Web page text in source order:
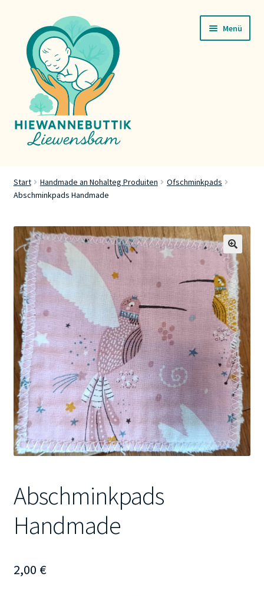
Navigation
springen
Inhalt
springen
Menü
Servicer
Buttik
Press
Kontakt
Start Handmade an Nohalteg Produiten
Ofschminkpads
Abschminkpads Handmade
🔍
Abschminkpads
Handmade
2,00 €